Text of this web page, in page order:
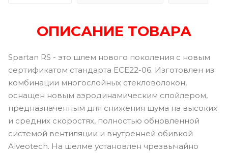
ОПИСАНИЕ ТОВАРА
Spartan RS - это шлем нового поколения с новым
сертификатом стандарта ECE22-06. Изготовлен из
комбинации многослойных стекловолокон,
оснащен новым аэродинамическим спойлером,
предназначенным для снижения шума на высоких
и средних скоростях, полностью обновленной
системой вентиляции и внутренней обивкой
Alveotech. На шелме установлен чрезвычайно